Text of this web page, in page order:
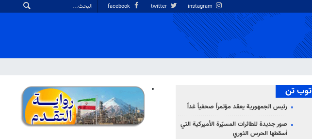
توب تن
رئيس الجمهورية يعقد مؤتمراً صحفياً غداً
صور جديدة للطائرات المسيّرة الأميركية التي
أسقطها الحرس الثوري